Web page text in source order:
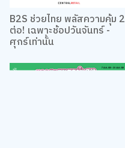
B2S ช่วยไทย พลัสความคุ้ม 2
ต่อ! เฉพาะช้อปวันจันทร์ -
ศุกร์เท่านั้น